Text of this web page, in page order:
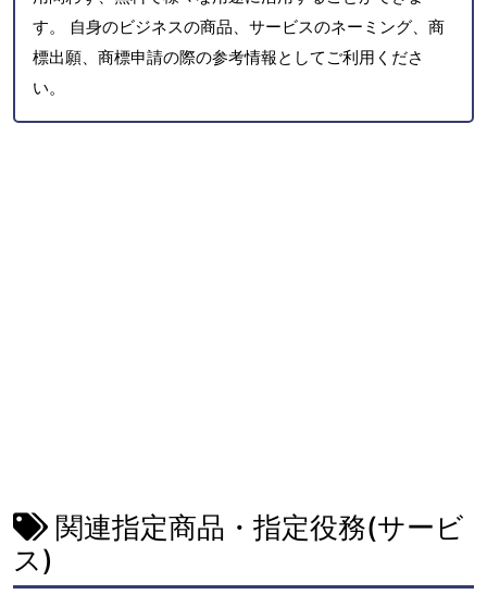
す。 自身のビジネスの商品、サービスのネーミング、商
標出願、商標申請の際の参考情報としてご利用くださ
い。
関連指定商品・指定役務(サービ
ス)